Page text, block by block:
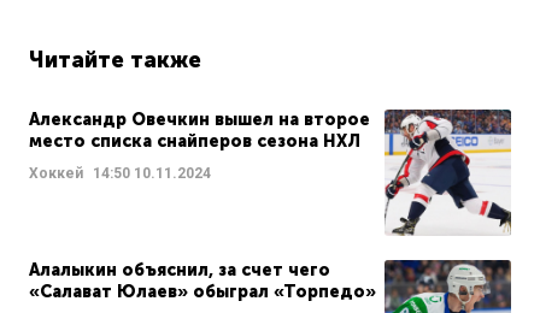
Читайте также
Александр Овечкин вышел на второе
место списка снайперов сезона НХЛ
Хоккей 14:50 10.11.2024
Алалыкин объяснил, за счет чего
«Салават Юлаев» обыграл «Торпедо»